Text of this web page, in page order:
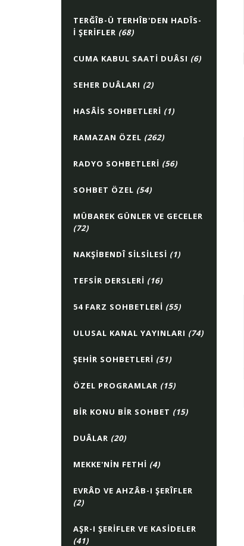
TERĞÎB-Ü TERHÎB'DEN HADÎS-
I ŞERIFLER (68)
CUMA KABUL SAATI DUÂSI (6)
SEHER DUÂLARI (2)
HASÂIS SOHBETLERI (1)
RAMAZAN ÖZEL (262)
RADYO SOHBETLERI (56)
SOHBET ÖZEL (54)
MÜBAREK GÜNLER VE GECELER
(72)
NAKŞIBENDÎ SILSILESI (1)
TEFSIR DERSLERI (16)
54 FARZ SOHBETLERI (55)
ULUSAL KANAL YAYINLARI (74)
ŞEHIR SOHBETLERI (51)
ÖZEL PROGRAMLAR (15)
BIR KONU BIR SOHBET (15)
DUÂLAR (20)
MEKKE'NIN FETHI (4)
EVRÂD VE AHZÂB-I ŞERÎFLER
(2)
AŞR-I ŞERIFLER VE KASIDELER
(41)